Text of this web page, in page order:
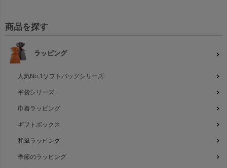
商品を探す
ラッピング
人気No,1ソフトバッグシリーズ
平袋シリーズ
巾着ラッピング
ギフトボックス
和風ラッピング
季節のラッピング